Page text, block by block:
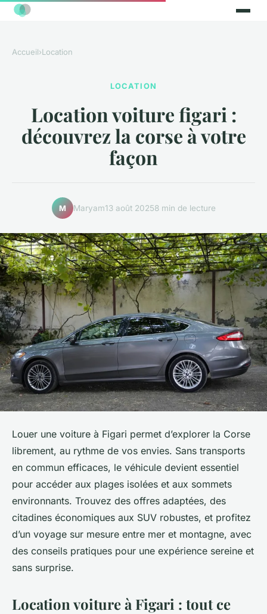
Accueil›Location
LOCATION
Location voiture figari :
découvrez la corse à votre
façon
M Maryam13 août 20258 min de lecture
Louer une voiture à Figari permet d’explorer la Corse
librement, au rythme de vos envies. Sans transports
en commun efficaces, le véhicule devient essentiel
pour accéder aux plages isolées et aux sommets
environnants. Trouvez des offres adaptées, des
citadines économiques aux SUV robustes, et profitez
d’un voyage sur mesure entre mer et montagne, avec
des conseils pratiques pour une expérience sereine et
sans surprise.
Location voiture à Figari : tout ce